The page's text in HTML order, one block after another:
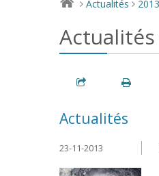
> Actualités > 2013
Actualités
23-11-2013